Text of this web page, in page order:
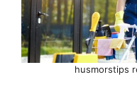
husmorstips